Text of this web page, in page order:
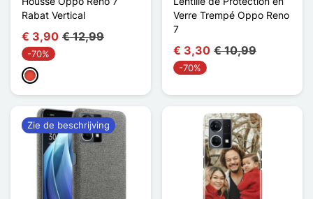
Rabat Vertical
€ 3,90 € 12,99
-70%
Rood
Verre Trempé Oppo Reno
7
€ 3,30 € 10,99
-70%
Zie de beschrijving